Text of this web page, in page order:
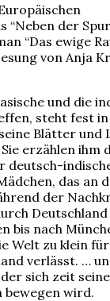
“Neben der
“Das ewige
von Anja
und die
steht fest in
Blätter und
erzählen ihm
deutsch-
das an
der
bis nach
Welt zu klein
verlässt. …
sich zeit
bewegen wird.